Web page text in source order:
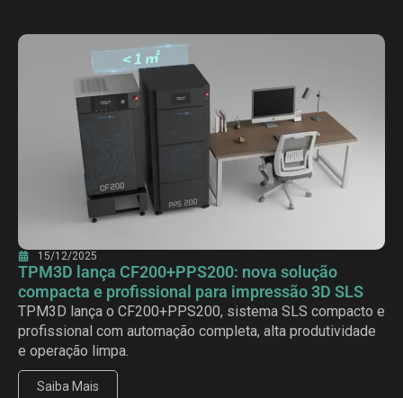
15/12/2025
TPM3D lança CF200+PPS200: nova solução
compacta e profissional para impressão 3D SLS
TPM3D lança o CF200+PPS200, sistema SLS compacto e
profissional com automação completa, alta produtividade
e operação limpa.
Saiba Mais